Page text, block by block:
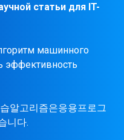
статьи для IT-
машинного
эффективность
알고리즘은응용프로그
니다.